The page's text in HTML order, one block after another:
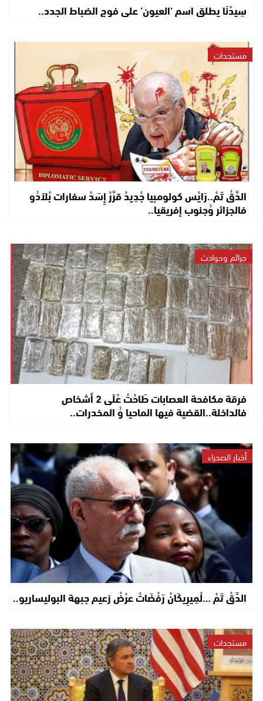
سِيدْنَا يطلق اسم ‘العيون’ على فوج الضباط الجدد..
مستجدات
الدَّقْ تَمْ..رَايْس كولومبيا جْدِيدْ قرَّرْ إِسَدْ سفارات بْلاَدُو
فالجزائر وُجنوب إفريقيا..
جرائم وحوادث
فرقة مكافحة العصابات طَاحْتْ عْلَى 2 أشخاص
فالداخلة..القضية فيها الماحيا وُ المخدرات..
أخبار الصحراء
الدَّقْ تَمْ …لْمِيرِيكَانْ رَفْضَاتْ عرْضْ زعيم جبهة البوليساريو..
مستجدات